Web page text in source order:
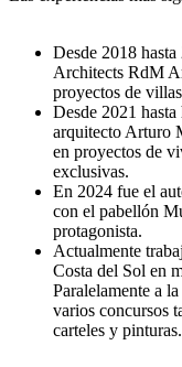
Desde 2018
Architects RdM
proyectos de
Desde 2021
arquitecto Arturo
en proyectos de
exclusivas.
En 2024 fue el
con el pabellón
protagonista.
Actualmente
Costa del Sol en
Paralelamente a
varios concursos
carteles y pinturas.